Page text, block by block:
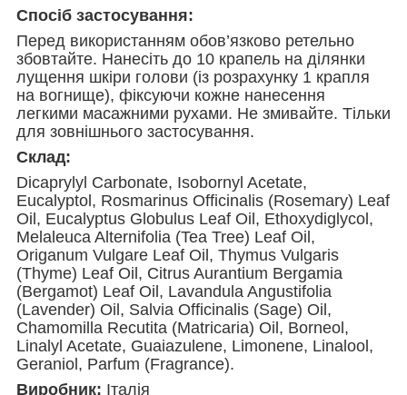
Спосіб застосування:
Перед використанням обов’язково ретельно
збовтайте. Нанесіть до 10 крапель на ділянки
лущення шкіри голови (із розрахунку 1 крапля
на вогнище), фіксуючи кожне нанесення
легкими масажними рухами. Не змивайте. Тільки
для зовнішнього застосування.
Склад:
Dicaprylyl Carbonate, Isobornyl Acetate,
Eucalyptol, Rosmarinus Officinalis (Rosemary) Leaf
Oil, Eucalyptus Globulus Leaf Oil, Ethoxydiglycol,
Melaleuca Alternifolia (Tea Tree) Leaf Oil,
Origanum Vulgare Leaf Oil, Thymus Vulgaris
(Thyme) Leaf Oil, Citrus Aurantium Bergamia
(Bergamot) Leaf Oil, Lavandula Angustifolia
(Lavender) Oil, Salvia Officinalis (Sage) Oil,
Chamomilla Recutita (Matricaria) Oil, Borneol,
Linalyl Acetate, Guaiazulene, Limonene, Linalool,
Geraniol, Parfum (Fragrance).
Виробник: Італія